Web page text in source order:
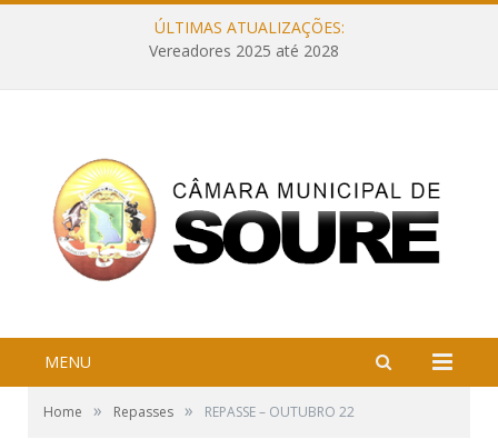
ÚLTIMAS ATUALIZAÇÕES:
Vereadores 2025 até 2028
MENU
Home » Repasses » REPASSE – OUTUBRO 22